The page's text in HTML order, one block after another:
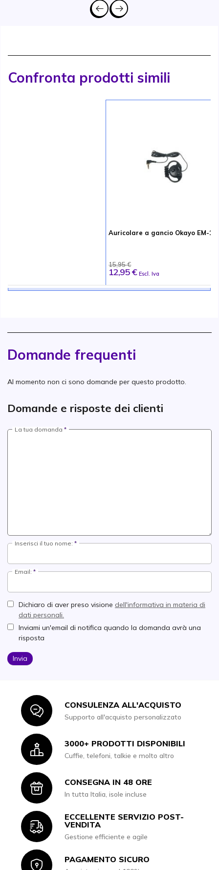
Confronta prodotti simili
Auricolare a gancio Okayo EM-
15,95 €
12,95 € Escl. Iva
Domande frequenti
Al momento non ci sono domande per questo prodotto.
Domande e risposte dei clienti
La tua domanda
Inserisci il tuo nome:
Email:
Dichiaro di aver preso visione dell'informativa in materia di
dati personali.
Inviami un'email di notifica quando la domanda avrà una
risposta
Invia
IconCONSULENZA ALL'ACQUISTO
Supporto all'acquisto personalizzato
Icon3000+ PRODOTTI DISPONIBILI
Cuffie, telefoni, talkie e molto altro
IconCONSEGNA IN 48 ORE
In tutta Italia, isole incluse
Icon
ECCELLENTE SERVIZIO POST-
VENDITA
Gestione efficiente e agile
IconPAGAMENTO SICURO